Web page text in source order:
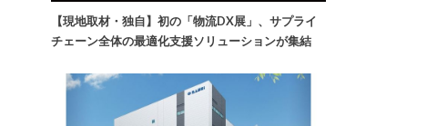
【現地取材・独自】初の「物流DX展」、サプライ
チェーン全体の最適化支援ソリューションが集結